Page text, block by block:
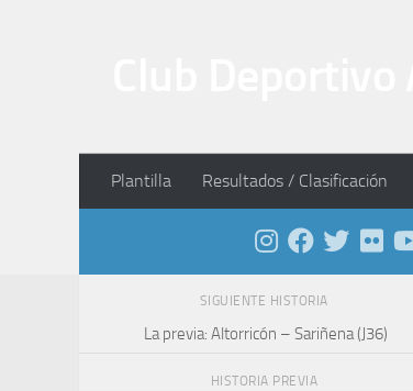
Plantilla Resultados / Clasificación
SIGUIENTE HISTORIA
La previa: Altorricón – Sariñena (J36)
HISTORIA PREVIA